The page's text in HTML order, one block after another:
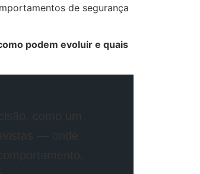
de segurança
podem evoluir e quais